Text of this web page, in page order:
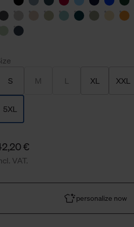
S M L XL XXL
5XL
€
VAT.
personalize now